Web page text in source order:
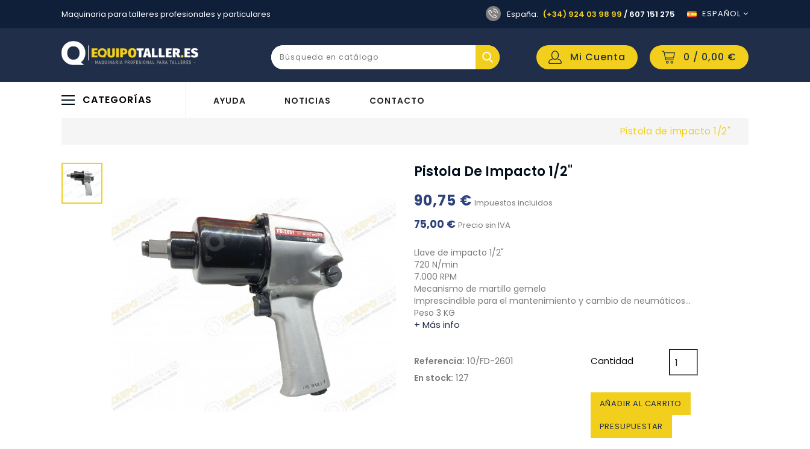
Maquinaria para talleres profesionales y particulares España: (+34) 924 03 98 99 / 607 151 275 ESPAÑOL
0 / 0,00 €
Mi Cuenta
CATEGORÍAS AYUDA NOTICIAS CONTACTO
Pistola de impacto 1/2"
Pistola De Impacto 1/2"
90,75 € Impuestos incluidos
75,00 € Precio sin IVA
Llave de impacto 1/2"
720 N/min
7.000 RPM
Mecanismo de martillo gemelo
Imprescindible para el mantenimiento y cambio de neumáticos…
Peso 3 KG
+ Más info
Referencia: 10/FD-2601
En stock: 127
Cantidad
AÑADIR AL CARRITO
PRESUPUESTAR